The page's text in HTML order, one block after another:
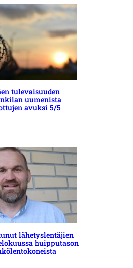
tulevaisuuden
uumenista
avuksi 5/5
lähetyslentäjien
huipputason